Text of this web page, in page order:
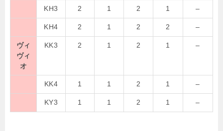
KH3 2 1 2 1 –
KH4 2 1 2 2 –
ヴィ
ヴィ
オ
KK3 2 1 2 1 –
KK4 1 1 2 1 –
KY3 1 1 2 1 –